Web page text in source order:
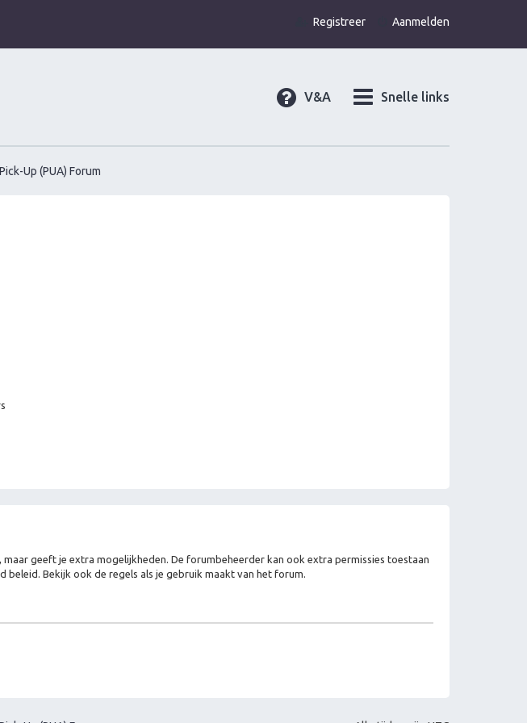
Aanmelden
Registreer
Snelle links
V&A
Up (PUA) Forum
geeft je extra mogelijkheden. De forumbeheerder kan ook extra permissies toestaan
Bekijk ook de regels als je gebruik maakt van het forum.